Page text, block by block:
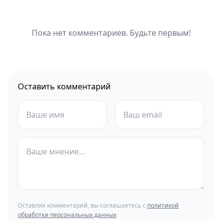
Пока нет комментариев. Будьте первым!
Оставить комментарий
Оставляя комментарий, вы соглашаетесь с политикой
обработки персональных данных